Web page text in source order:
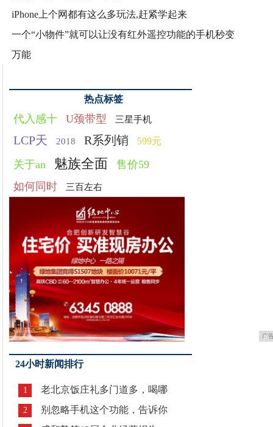
iPhone上个网都有这么多玩法,赶紧学起来
一个“小物件”就可以让没有红外遥控功能的手机秒变
万能
热点标签
代入感十 U颈带型 三星手机
LCP天 2018 R系列销 599元
关于an 魅族全面
售价59
如何同时
三百左右
广
24小时新闻排行
1 老北京饭庄礼多门道多，喝哪
2 别忽略手机这个功能，告诉你